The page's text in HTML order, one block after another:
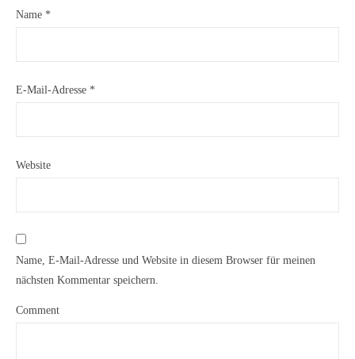
Name *
E-Mail-Adresse *
Website
Name, E-Mail-Adresse und Website in diesem Browser für meinen
nächsten Kommentar speichern.
Comment